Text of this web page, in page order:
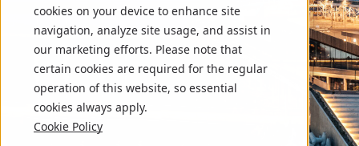
cookies on your device to enhance site
navigation, analyze site usage, and assist in
our marketing efforts. Please note that
certain cookies are required for the regular
operation of this website, so essential
cookies always apply.
Cookie Policy